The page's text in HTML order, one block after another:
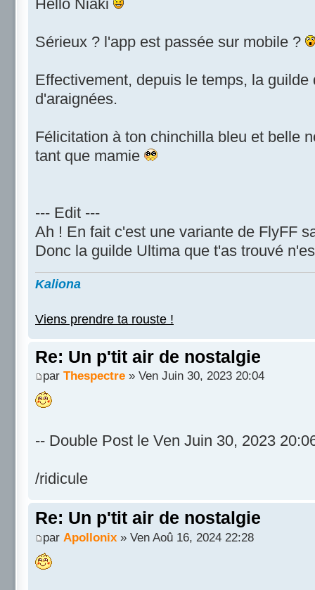
Hello Niaki
Sérieux ? l'app est passée sur mobile ?
Effectivement, depuis le temps, la
d'araignées.
Félicitation à ton chinchilla bleu et belle
tant que mamie
--- Edit ---
Ah ! En fait c'est une variante de FlyFF
Donc la guilde Ultima que t'as trouvé
Kaliona
Viens prendre ta rouste !
Re: Un p'tit air de nostalgie
par Thespectre » Ven Juin 30, 2023 20:04
-- Double Post le Ven Juin 30, 2023
/ridicule
Re: Un p'tit air de nostalgie
par Apollonix » Ven Aoû 16, 2024 22:28